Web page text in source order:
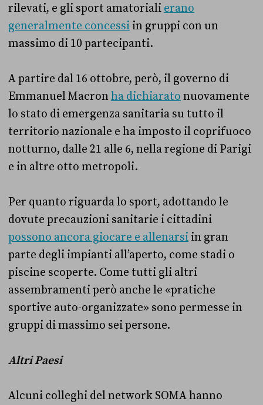
rilevati, e gli sport amatoriali erano
generalmente concessi in gruppi con un
massimo di 10 partecipanti.
A partire dal 16 ottobre, però, il governo di
Emmanuel Macronha dichiarato nuovamente
lo stato di emergenza sanitaria su tutto il
territorio nazionale e ha imposto il coprifuoco
notturno, dalle 21 alle 6, nella regione di Parigi
e in altre otto metropoli.
Per quanto riguarda lo sport, adottando le
dovute precauzioni sanitarie i cittadini
possono ancora giocare e allenarsi in gran
parte degli impianti all’aperto, come stadi o
piscine scoperte. Come tutti gli altri
assembramenti però anche le «pratiche
sportive auto-organizzate» sono permesse in
gruppi di massimo sei persone.
Altri Paesi
Alcuni colleghi del network SOMA hanno